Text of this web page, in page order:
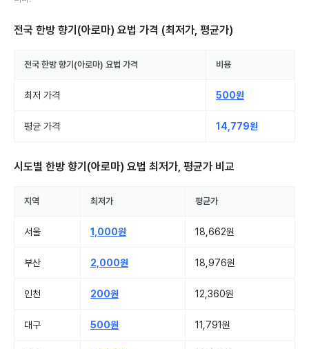
전국 한방 향기(아로마) 요법 가격 (최저가, 평균가)
전국 한방 향기(아로마) 요법 가격 비용
최저 가격 500원
평균 가격 14,779원
시도별 한방 향기(아로마) 요법 최저가, 평균가 비교
지역 최저가 평균가
서울 1,000원 18,662원
부산 2,000원 18,976원
인천 200원 12,360원
대구 500원 11,791원